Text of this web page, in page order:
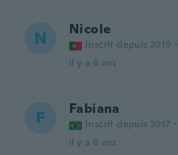
N Nicole
Inscrit depuis 2019 ·
il y a 6 ans
F Fabiana
Inscrit depuis 2017 ·
il y a 6 ans